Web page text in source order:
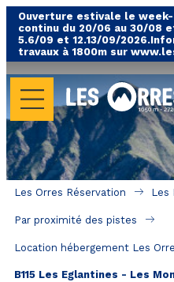
Ouverture estivale le
continu du 20/06 au 30/08
5.6/09 et 12.13/09/
travaux à 1800m sur
LES
Toutes
A proximité des
Les Orres Réservation Les
Par proximité des pistes
Location hébergement Les
B115 Les Eglantines - Les